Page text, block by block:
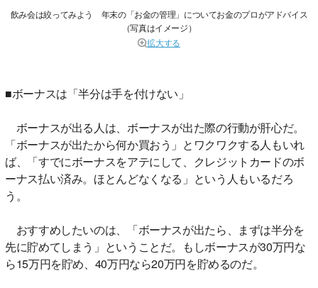
飲み会は絞ってみよう 年末の「お金の管理」についてお金のプロがアドバイス
（写真はイメージ）
拡大する
■ボーナスは「半分は手を付けない」
ボーナスが出る人は、ボーナスが出た際の行動が肝心だ。
「ボーナスが出たから何か買おう」とワクワクする人もいれ
ば、「すでにボーナスをアテにして、クレジットカードのボ
ーナス払い済み。ほとんどなくなる」という人もいるだろ
う。
おすすめしたいのは、「ボーナスが出たら、まずは半分を
先に貯めてしまう」ということだ。もしボーナスが30万円な
ら15万円を貯め、40万円なら20万円を貯めるのだ。